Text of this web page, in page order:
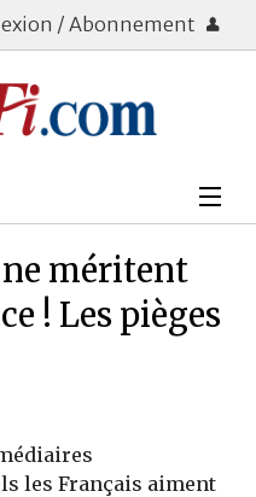
/ Abonnement
ne méritent
! Les pièges
les Français aiment